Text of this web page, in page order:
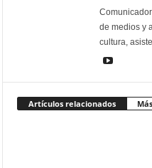
de medios y
cultura,
Artículos relacionados